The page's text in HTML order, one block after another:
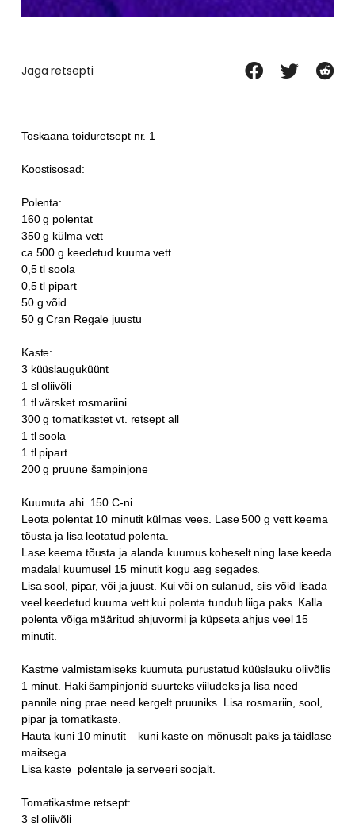
Jaga retsepti
Toskaana toiduretsept nr. 1
Koostisosad:
Polenta:
160 g polentat
350 g külma vett
ca 500 g keedetud kuuma vett
0,5 tl soola
0,5 tl pipart
50 g võid
50 g Cran Regale juustu
Kaste:
3 küüslauguküünt
1 sl oliivõli
1 tl värsket rosmariini
300 g tomatikastet vt. retsept all
1 tl soola
1 tl pipart
200 g pruune šampinjone
Kuumuta ahi 150 C-ni.
Leota polentat 10 minutit külmas vees. Lase 500 g vett keema
tõusta ja lisa leotatud polenta.
Lase keema tõusta ja alanda kuumus koheselt ning lase keeda
madalal kuumusel 15 minutit kogu aeg segades.
Lisa sool, pipar, või ja juust. Kui või on sulanud, siis võid lisada
veel keedetud kuuma vett kui polenta tundub liiga paks. Kalla
polenta võiga määritud ahjuvormi ja küpseta ahjus veel 15
minutit.
Kastme valmistamiseks kuumuta purustatud küüslauku oliivõlis
1 minut. Haki šampinjonid suurteks viiludeks ja lisa need
pannile ning prae need kergelt pruuniks. Lisa rosmariin, sool,
pipar ja tomatikaste.
Hauta kuni 10 minutit – kuni kaste on mõnusalt paks ja täidlase
maitsega.
Lisa kaste polentale ja serveeri soojalt.
Tomatikastme retsept:
3 sl oliivõli